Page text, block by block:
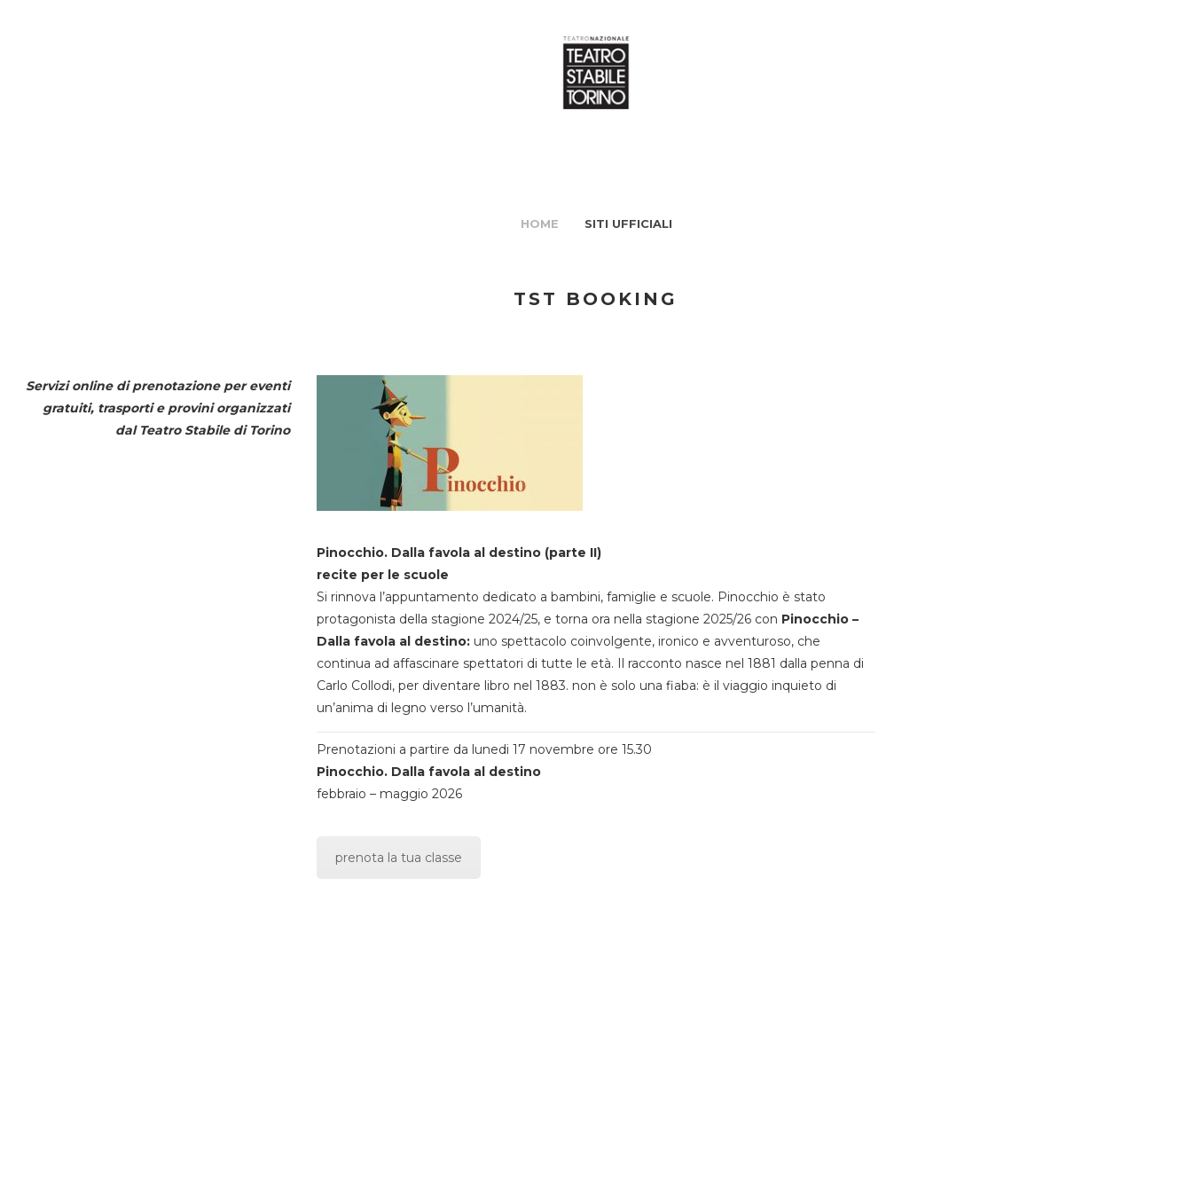
HOME SITI UFFICIALI
TST BOOKING
Servizi online di prenotazione per eventi
gratuiti, trasporti e provini organizzati
dal Teatro Stabile di Torino
Pinocchio. Dalla favola al destino (parte II)
recite per le scuole
Si rinnova l’appuntamento dedicato a bambini, famiglie e scuole. Pinocchio è stato
protagonista della stagione 2024/25, e torna ora nella stagione 2025/26 con Pinocchio –
Dalla favola al destino:uno spettacolo coinvolgente, ironico e avventuroso, che
continua ad affascinare spettatori di tutte le età. Il racconto nasce nel 1881 dalla penna di
Carlo Collodi, per diventare libro nel 1883. non è solo una fiaba: è il viaggio inquieto di
un’anima di legno verso l’umanità.
Prenotazioni a partire da lunedi 17 novembre ore 15.30
Pinocchio. Dalla favola al destino
febbraio – maggio 2026
prenota la tua classe